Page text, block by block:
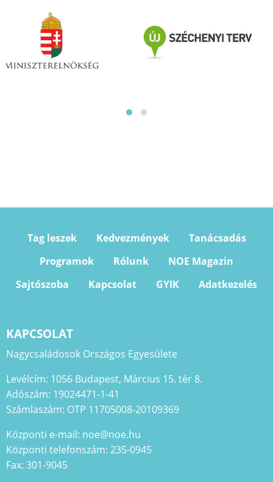
Tag leszek Kedvezmények
Tanácsadás
Programok
Rólunk
NOE Magazin
Sajtószoba
Kapcsolat GYIK Adatkezelés
KAPCSOLAT
Nagycsaládosok Országos Egyesülete
Levélcím: 1056 Budapest, Március 15. tér 8.
Adószám: 19024471-1-41
Számlaszám: OTP 11705008-20109369
Központi e-mail: noe@noe.hu
Központi telefonszám: 235-0945
Fax: 301-9045